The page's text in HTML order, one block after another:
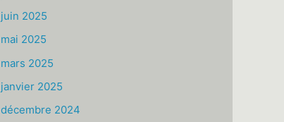
juin 2025
mai 2025
mars 2025
janvier 2025
décembre 2024